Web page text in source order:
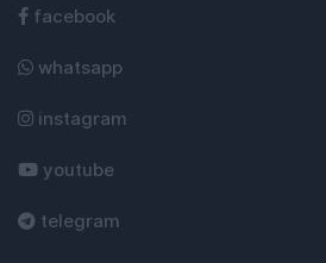
facebook
whatsapp
instagram
youtube
telegram